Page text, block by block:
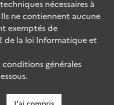
techniques nécessaires à
ne contiennent aucune
exemptés de
de la loi Informatique et
générales